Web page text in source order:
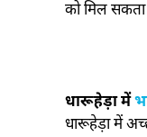
को मिल
धारूहेड़ा में
धारूहेड़ा में